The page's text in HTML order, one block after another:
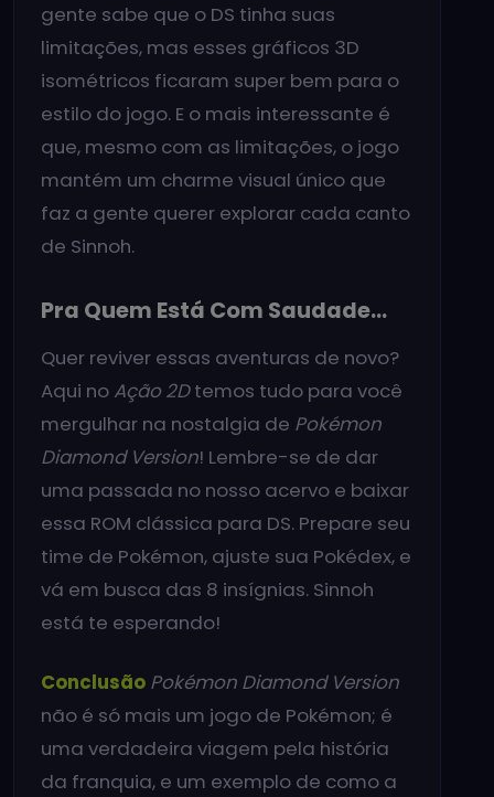
gente sabe que o DS tinha suas
limitações, mas esses gráficos 3D
isométricos ficaram super bem para o
estilo do jogo. E o mais interessante é
que, mesmo com as limitações, o jogo
mantém um charme visual único que
faz a gente querer explorar cada canto
de Sinnoh.
Pra Quem Está Com Saudade…
Quer reviver essas aventuras de novo?
Aqui no Ação 2Dtemos tudo para você
mergulhar na nostalgia de Pokémon
Diamond Version! Lembre-se de dar
uma passada no nosso acervo e baixar
essa ROM clássica para DS. Prepare seu
time de Pokémon, ajuste sua Pokédex, e
vá em busca das 8 insígnias. Sinnoh
está te esperando!
Conclusão Pokémon Diamond Version
não é só mais um jogo de Pokémon; é
uma verdadeira viagem pela história
da franquia, e um exemplo de como a